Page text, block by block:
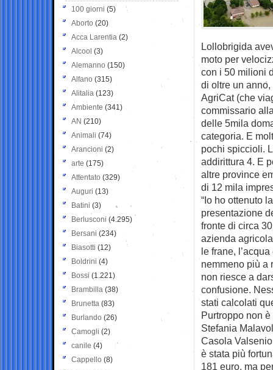
Lollobrigida
moto per
con i 50 milioni
di oltre un
AgriCat (che
commissario
delle 5mila
categoria. E
pochi spiccioli.
addirittura 4. E
altre province
di 12 mila
“Io ho ottenuto
presentazione
fronte di circa
azienda
le frane,
nemmeno più a
non riesce a
confusione.
stati calcolati
Purtroppo non
Stefania
Casola
è stata più
181 euro, ma
100 giorni (5)
Aborto (20)
Acca Larentia (2)
Alcool (3)
Alemanno (150)
Alfano (315)
Alitalia (123)
Ambiente (341)
AN (210)
Animali (74)
Arancioni (2)
arte (175)
Attentato (329)
Auguri (13)
Batini (3)
Berlusconi (4.295)
Bersani (234)
Biasotti (12)
Boldrini (4)
Bossi (1.221)
Brambilla (38)
Brunetta (83)
Burlando (26)
Camogli (2)
canile (4)
Cappello (8)